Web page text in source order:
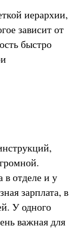
иерархии,
зависит от
быстро
отделе и у
зарплата, в
У одного
важная для